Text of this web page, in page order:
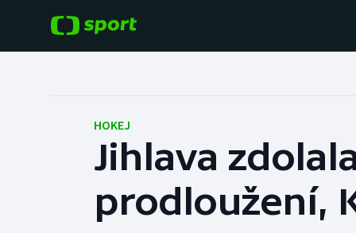
Hokej
Tenis
Baseball a softbal
Basketbal
HOKEJ
Jihlava
prodloužení,